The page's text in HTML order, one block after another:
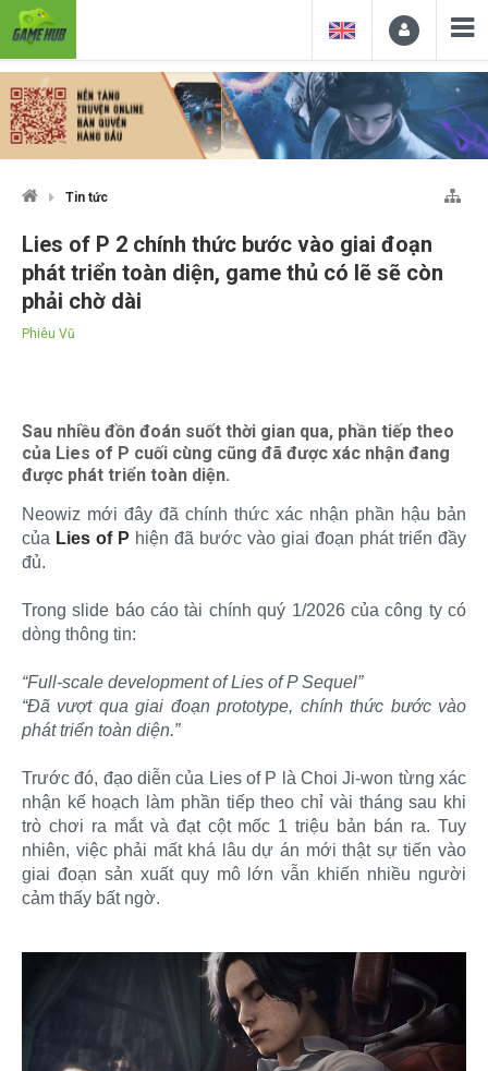
Tin tức
Lies of P 2 chính thức bước vào giai đoạn
phát triển toàn diện, game thủ có lẽ sẽ còn
phải chờ dài
Phiêu Vũ
Sau nhiều đồn đoán suốt thời gian qua, phần tiếp theo
của Lies of P cuối cùng cũng đã được xác nhận đang
được phát triển toàn diện.
Neowiz mới đây đã chính thức xác nhận phần hậu bản
của Lies of P hiện đã bước vào giai đoạn phát triển đầy
đủ.
Trong slide báo cáo tài chính quý 1/2026 của công ty có
dòng thông tin:
“Full-scale development of Lies of P Sequel”
“Đã vượt qua giai đoạn prototype, chính thức bước vào
phát triển toàn diện.”
Trước đó, đạo diễn của Lies of P là Choi Ji-won từng xác
nhận kế hoạch làm phần tiếp theo chỉ vài tháng sau khi
trò chơi ra mắt và đạt cột mốc 1 triệu bản bán ra. Tuy
nhiên, việc phải mất khá lâu dự án mới thật sự tiến vào
giai đoạn sản xuất quy mô lớn vẫn khiến nhiều người
cảm thấy bất ngờ.